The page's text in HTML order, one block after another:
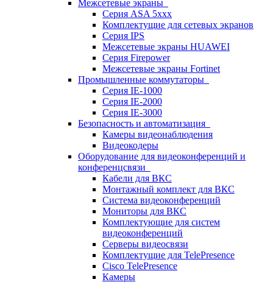
Межсетевые экраны
Серия ASA 5xxx
Комплектущие для сетевых экранов
Серия IPS
Межсетевые экраны HUAWEI
Серия Firepower
Межсетевые экраны Fortinet
Промышленные коммутаторы
Серия IE-1000
Серия IE-2000
Серия IE-3000
Безопасность и автоматизация
Камеры видеонаблюдения
Видеокодеры
Оборудование для видеоконференций и
конференцсвязи
Кабели для ВКС
Монтажный комплект для ВКС
Система видеоконференций
Мониторы для ВКС
Комплектующие для систем
видеоконференций
Серверы видеосвязи
Комплектущие для TelePresence
Cisco TelePresence
Камеры